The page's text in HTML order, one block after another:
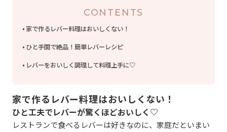
CONTENTS
家で作るレバー料理はおいしくない！
ひと手間で絶品！簡単レバーレシピ
レバーをおいしく調理して料理上手に♡
家で作るレバー料理はおいしくない！
ひと工夫でレバーが驚くほどおいしく♡
レストランで食べるレバーは好きなのに、家庭だといまい